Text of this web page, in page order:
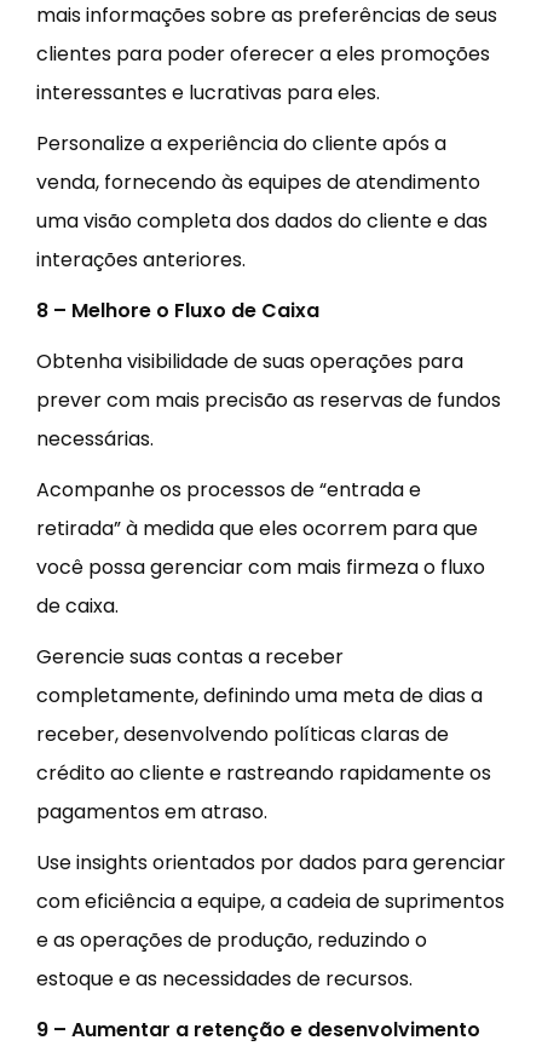
mais informações sobre as preferências de seus
clientes para poder oferecer a eles promoções
interessantes e lucrativas para eles.
Personalize a experiência do cliente após a
venda, fornecendo às equipes de atendimento
uma visão completa dos dados do cliente e das
interações anteriores.
8 – Melhore o Fluxo de Caixa
Obtenha visibilidade de suas operações para
prever com mais precisão as reservas de fundos
necessárias.
Acompanhe os processos de “entrada e
retirada” à medida que eles ocorrem para que
você possa gerenciar com mais firmeza o fluxo
de caixa.
Gerencie suas contas a receber
completamente, definindo uma meta de dias a
receber, desenvolvendo políticas claras de
crédito ao cliente e rastreando rapidamente os
pagamentos em atraso.
Use insights orientados por dados para gerenciar
com eficiência a equipe, a cadeia de suprimentos
e as operações de produção, reduzindo o
estoque e as necessidades de recursos.
9 – Aumentar a retenção e desenvolvimento